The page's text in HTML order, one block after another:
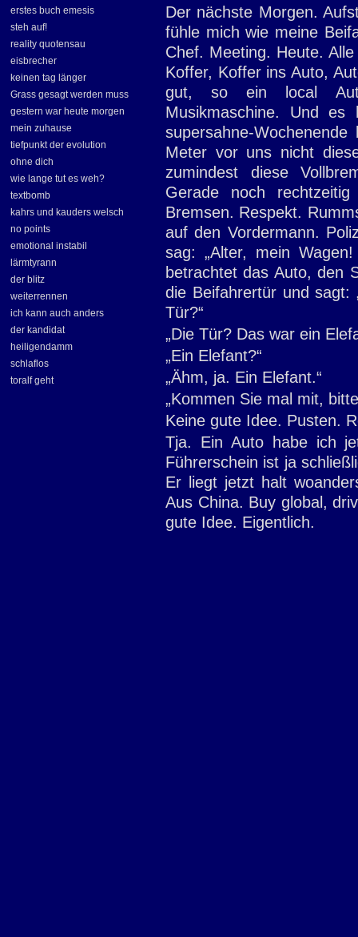
erstes buch emesis
steh auf!
reality quotensau
eisbrecher
keinen tag länger
Grass gesagt werden muss
gestern war heute morgen
mein zuhause
tiefpunkt der evolution
ohne dich
wie lange tut es weh?
textbomb
kahrs und kauders welsch
no points
emotional instabil
lärmtyrann
der blitz
weiterrennen
ich kann auch anders
der kandidat
heiligendamm
schlaflos
toralf geht
Der nächste Morgen.
fühle mich wie meine
Chef. Meeting. Heute.
Koffer, Koffer ins Auto,
gut, so ein local
Musikmaschine. Und
supersahne-
Meter vor uns nicht
zumindest diese
Gerade noch
Bremsen. Respekt.
auf den Vordermann.
sag: „Alter, mein
betrachtet das Auto, den
die Beifahrertür und sagt:
Tür?“
„Die Tür? Das war ein
„Ein Elefant?“
„Ähm, ja. Ein Elefant.“
„Kommen Sie mal mit,
Keine gute Idee. Pusten.
Tja. Ein Auto habe ich
Führerschein ist ja
Er liegt jetzt halt
Aus China. Buy global,
gute Idee. Eigentlich.